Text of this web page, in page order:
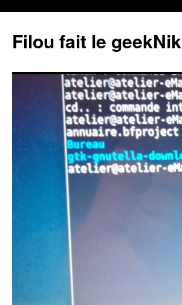
contenu
Filou fait le geekNik